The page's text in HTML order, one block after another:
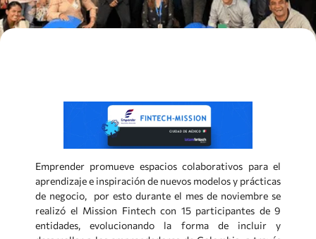
Emprender promueve espacios colaborativos para el
aprendizaje e inspiración de nuevos modelos y prácticas
de negocio, por esto durante el mes de noviembre se
realizó el Mission Fintech con 15 participantes de 9
entidades, evolucionando la forma de incluir y